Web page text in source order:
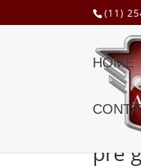
(11)
HOME
/
pre